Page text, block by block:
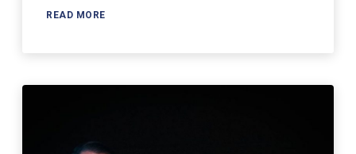
READ MORE